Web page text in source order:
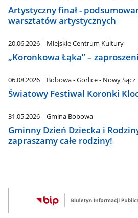
Artystyczny finał -
warsztatów artystycznych
20.06.2026 Miejskie Centrum Kultury
„Koronkowa Łąka” –
06.08.2026 Bobowa - Gorlice - Nowy Sącz
Światowy Festiwal Koronki
31.05.2026 Gmina Bobowa
Gminny Dzień Dziecka i
zapraszamy całe rodziny!